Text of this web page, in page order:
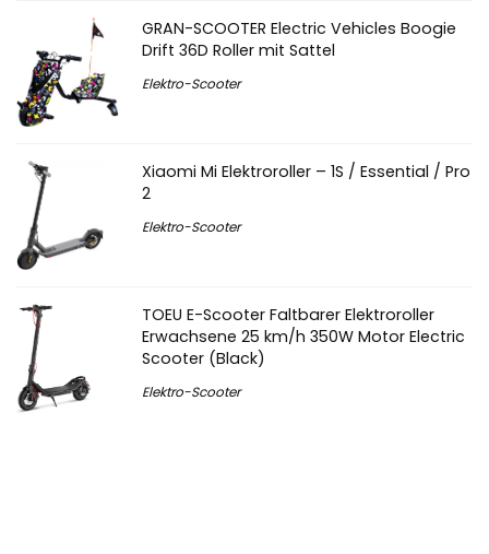
GRAN-SCOOTER Electric Vehicles Boogie
Drift 36D Roller mit Sattel
Elektro-Scooter
Xiaomi Mi Elektroroller – 1S / Essential / Pro
2
Elektro-Scooter
TOEU E-Scooter Faltbarer Elektroroller
Erwachsene 25 km/h 350W Motor Electric
Scooter (Black)
Elektro-Scooter